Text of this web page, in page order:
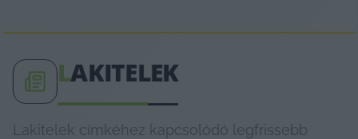
LAKITELEK
Lakitelek címkéhez kapcsolódó legfrissebb